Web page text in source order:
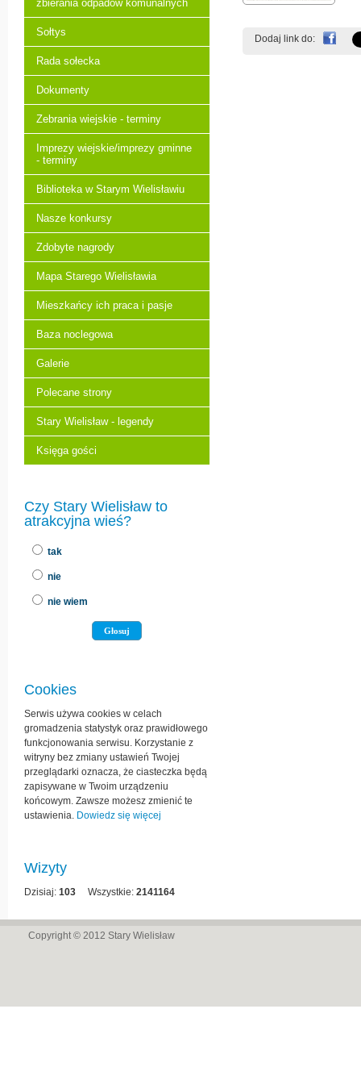
zbierania odpadów komunalnych
Sołtys
Rada sołecka
Dokumenty
Zebrania wiejskie - terminy
Imprezy wiejskie/imprezy gminne
- terminy
Biblioteka w Starym Wielisławiu
Nasze konkursy
Zdobyte nagrody
Mapa Starego Wielisławia
Mieszkańcy ich praca i pasje
Baza noclegowa
Galerie
Polecane strony
Stary Wielisław - legendy
Księga gości
Czy Stary Wielisław to
atrakcyjna wieś?
tak
nie
nie wiem
Cookies
Serwis używa cookies w celach
gromadzenia statystyk oraz prawidłowego
funkcjonowania serwisu. Korzystanie z
witryny bez zmiany ustawień Twojej
przeglądarki oznacza, że ciasteczka będą
zapisywane w Twoim urządzeniu
końcowym. Zawsze możesz zmienić te
ustawienia. Dowiedz się więcej
Wizyty
Dzisiaj: 103 Wszystkie: 2141164
Dodaj link do:
Copyright © 2012 Stary Wielisław